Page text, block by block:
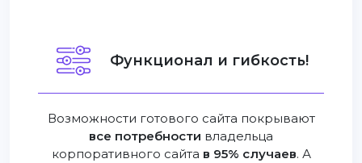
Функционал и гибкость!
Возможности готового сайта покрывают
все потребности владельца
корпоративного сайта в 95% случаев. А